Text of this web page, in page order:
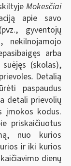
Mokesčiai
apie savo
gyventojų
nekilnojamojo
arba
(skolas),
. Detalią
paspaudus
detali prievolių
įmokos kodus.
priskaičiuotus
nuo kurios
ir iki kurios
dienų